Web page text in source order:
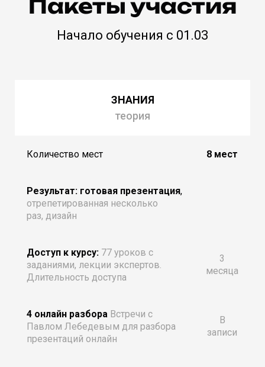
Пакеты участия
Начало обучения с 01.03
ЗНАНИЯ
теория
Количество мест 8 мест
Результат: готовая презентация,
отрепетированная несколько
раз, дизайн
Доступ к курсу: 77 уроков с
заданиями, лекции экспертов.
Длительность доступа
3
месяца
4 онлайн разбора Встречи с
Павлом Лебедевым для разбора
презентаций онлайн
В
записи